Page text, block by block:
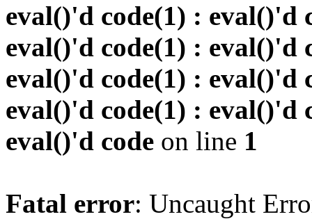
eval()'d code(1) : eval()'d
eval()'d code(1) : eval()'d
eval()'d code(1) : eval()'d
eval()'d code(1) : eval()'d
eval()'d code on line 1
Fatal error: Uncaught